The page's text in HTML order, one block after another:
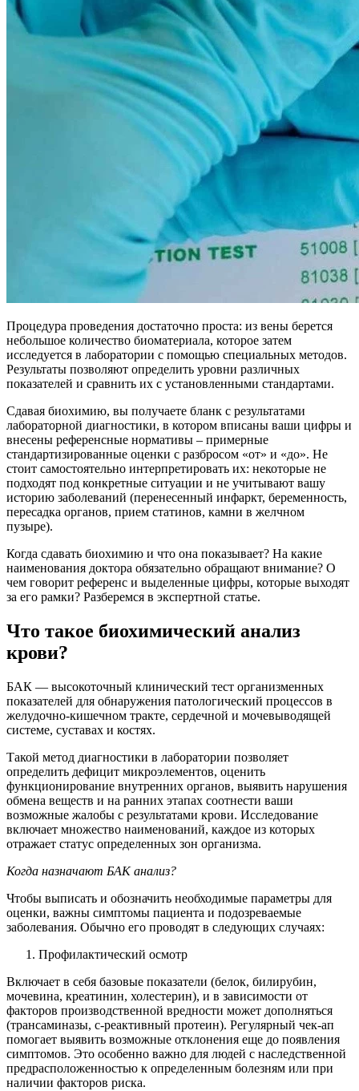
Процедура проведения достаточно проста: из вены берется
небольшое количество биоматериала, которое затем
исследуется в лаборатории с помощью специальных методов.
Результаты позволяют определить уровни различных
показателей и сравнить их с установленными стандартами.
Сдавая биохимию, вы получаете бланк с результатами
лабораторной диагностики, в котором вписаны ваши цифры и
внесены референсные нормативы – примерные
стандартизированные оценки с разбросом «от» и «до». Не
стоит самостоятельно интерпретировать их: некоторые не
подходят под конкретные ситуации и не учитывают вашу
историю заболеваний (перенесенный инфаркт, беременность,
пересадка органов, прием статинов, камни в желчном
пузыре).
Когда сдавать биохимию и что она показывает? На какие
наименования доктора обязательно обращают внимание? О
чем говорит референс и выделенные цифры, которые выходят
за его рамки? Разберемся в экспертной статье.
Что такое биохимический анализ
крови?
БАК — высокоточный клинический тест организменных
показателей для обнаружения патологический процессов в
желудочно-кишечном тракте, сердечной и мочевыводящей
системе, суставах и костях.
Такой метод диагностики в лаборатории позволяет
определить дефицит микроэлементов, оценить
функционирование внутренних органов, выявить нарушения
обмена веществ и на ранних этапах соотнести ваши
возможные жалобы с результатами крови. Исследование
включает множество наименований, каждое из которых
отражает статус определенных зон организма.
Когда назначают БАК анализ?
Чтобы выписать и обозначить необходимые параметры для
оценки, важны симптомы пациента и подозреваемые
заболевания. Обычно его проводят в следующих случаях:
Профилактический осмотр
Включает в себя базовые показатели (белок, билирубин,
мочевина, креатинин, холестерин), и в зависимости от
факторов производственной вредности может дополняться
(трансаминазы, с-реактивный протеин). Регулярный чек-ап
помогает выявить возможные отклонения еще до появления
симптомов. Это особенно важно для людей с наследственной
предрасположенностью к определенным болезням или при
наличии факторов риска.